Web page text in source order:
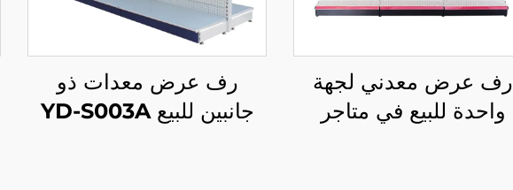
رف عرض معدني لجهة
واحدة للبيع في متاجر
رف عرض معدات ذو
جانبين للبيع YD-S003A